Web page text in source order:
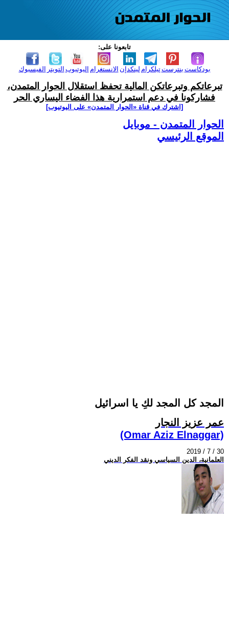
تابعونا على:
الفيسبوك التويتر اليوتيوب الانستغرام لينكدإن تيلكرامبنترست بودكاست
تبرعاتكم وتبرعاتكن المالية تحفظ استقلال الحوار المتمدن،
فشاركونا في دعم استمرارية هذا الفضاء اليساري الحر
[اشترك في قناة ‫«الحوار المتمدن» على اليوتيوب]
الحوار المتمدن - موبايل
الموقع الرئيسي
المجد كل المجد لكِ يا اسرائيل
عمر عزيز النجار
(Omar Aziz Elnaggar)
2019 / 7 / 30
العلمانية، الدين السياسي ونقد الفكر الديني